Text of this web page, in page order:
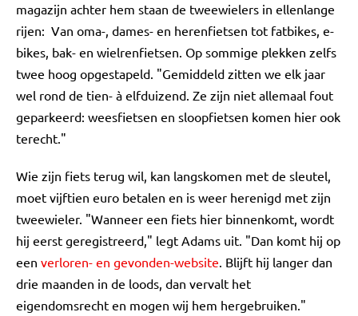
magazijn achter hem staan de tweewielers in ellenlange
rijen: Van oma-, dames- en herenfietsen tot fatbikes, e-
bikes, bak- en wielrenfietsen. Op sommige plekken zelfs
twee hoog opgestapeld. "Gemiddeld zitten we elk jaar
wel rond de tien- à elfduizend. Ze zijn niet allemaal fout
geparkeerd: weesfietsen en sloopfietsen komen hier ook
terecht."
Wie zijn fiets terug wil, kan langskomen met de sleutel,
moet vijftien euro betalen en is weer herenigd met zijn
tweewieler. "Wanneer een fiets hier binnenkomt, wordt
hij eerst geregistreerd," legt Adams uit. "Dan komt hij op
een verloren- en gevonden-website. Blijft hij langer dan
drie maanden in de loods, dan vervalt het
eigendomsrecht en mogen wij hem hergebruiken."